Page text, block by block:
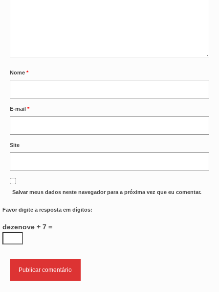
Nome *
E-mail *
Site
Salvar meus dados neste navegador para a próxima vez que eu comentar.
Favor digite a resposta em dígitos:
dezenove + 7 =